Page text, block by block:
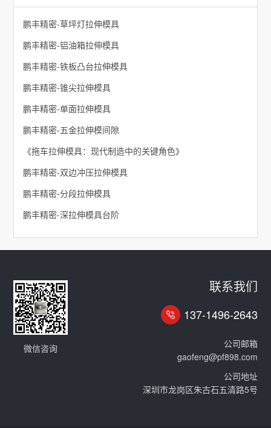
鹏丰精密-草坪灯拉伸模具
鹏丰精密-铝油箱拉伸模具
鹏丰精密-铁板凸台拉伸模具
鹏丰精密-锥尖拉伸模具
鹏丰精密-单面拉伸模具
鹏丰精密-五金拉伸模间隙
《拖车拉伸模具：现代制造中的关键角色》
鹏丰精密-双边冲压拉伸模具
鹏丰精密-分段拉伸模具
鹏丰精密-深拉伸模具台阶
微信咨询
联系我们
137-1496-2643
公司邮箱
gaofeng@pf898.com
公司地址
深圳市龙岗区朱古石五清路5号